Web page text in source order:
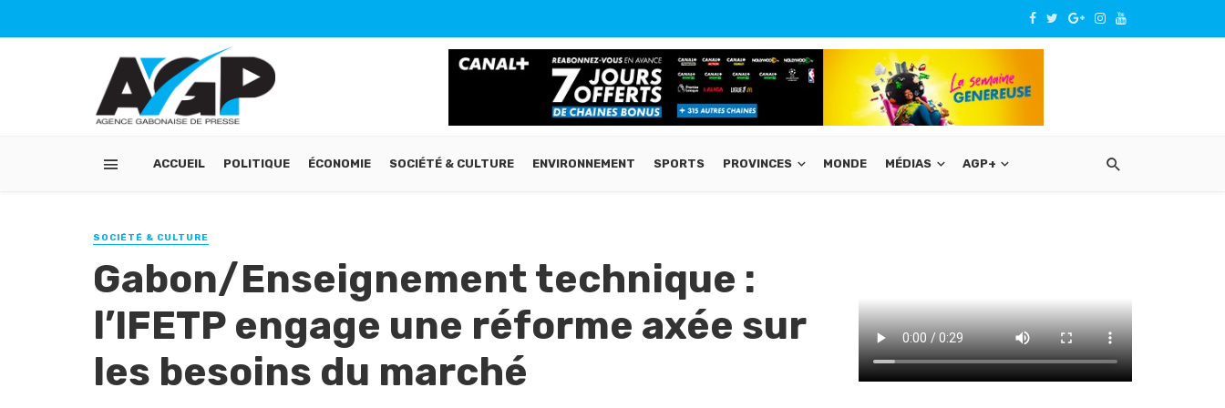
ACCUEIL POLITIQUE ÉCONOMIE SOCIÉTÉ & CULTURE ENVIRONNEMENT SPORTS PROVINCES MONDE MÉDIAS AGP+
SOCIÉTÉ & CULTURE
Gabon/Enseignement technique :
l’IFETP engage une réforme axée sur
les besoins du marché